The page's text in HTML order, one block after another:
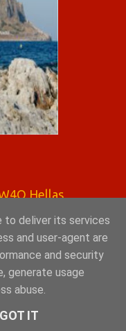
Hellas
2025
απινιδωτή
ανακοπή;
ΣΠΑΡΤΗ
to deliver its services
and user-agent are
and security
generate usage
abuse.
GOT IT